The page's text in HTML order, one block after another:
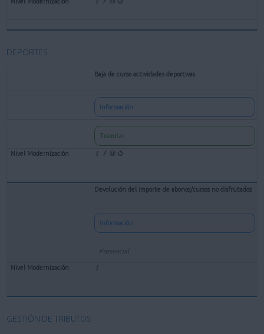
DEPORTES
Baja de curso actividades deportivas
Información
Tramitar
Devolución del importe de abonos/cursos no disfrutados
Información
Presencial
GESTIÓN DE TRIBUTOS